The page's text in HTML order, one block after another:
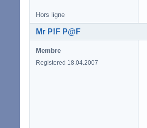
Hors ligne
Mr P!F P@F
Membre
Registered 18.04.2007